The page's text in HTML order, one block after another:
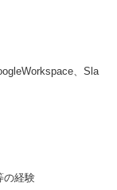
、Sla
の経験